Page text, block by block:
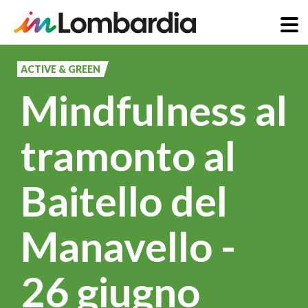
principale
ACTIVE & GREEN
Mindfulness al
tramonto al
Baitello del
Manavello -
26 giugno